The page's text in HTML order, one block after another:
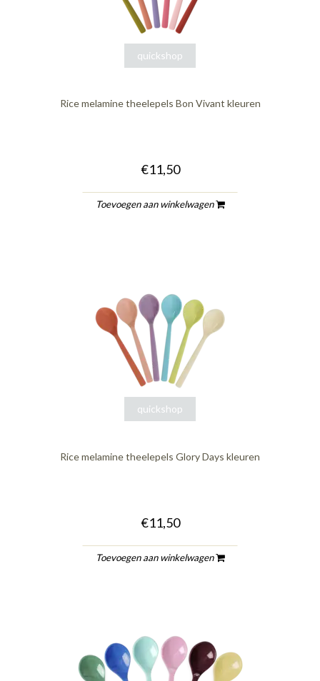
quickshop
Rice melamine theelepels Bon Vivant kleuren
€11,50
Toevoegen aan winkelwagen
quickshop
Rice melamine theelepels Glory Days kleuren
€11,50
Toevoegen aan winkelwagen